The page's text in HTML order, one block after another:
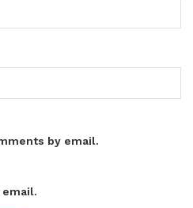
by email.